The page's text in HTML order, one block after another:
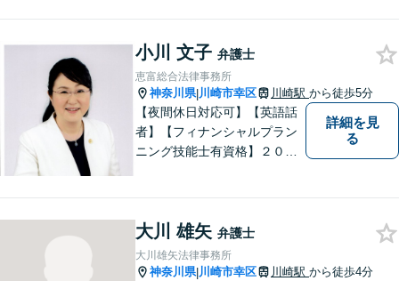
小川 文子 弁護士
恵富総合法律事務所
神奈川県|川崎市幸区 川崎駅 から徒歩5分
【夜間休日対応可】【英語話
者】【フィナンシャルプラン
ニング技能士有資格】２０年
ております。
詳細を見
る
大川 雄矢 弁護士
大川雄矢法律事務所
神奈川県|川崎市幸区 川崎駅 から徒歩4分